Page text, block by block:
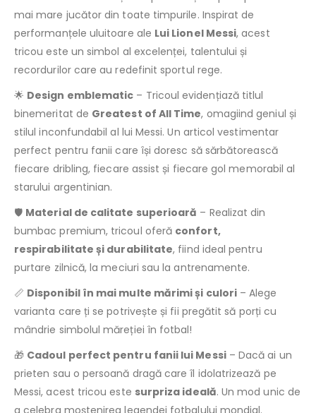
mai mare jucător din toate timpurile. Inspirat de
performanțele uluitoare ale Lui Lionel Messi, acest
tricou este un simbol al excelenței, talentului și
recordurilor care au redefinit sportul rege.
🌟 Design emblematic – Tricoul evidențiază titlul
binemeritat de Greatest of All Time, omagiind geniul și
stilul inconfundabil al lui Messi. Un articol vestimentar
perfect pentru fanii care își doresc să sărbătorească
fiecare dribling, fiecare assist și fiecare gol memorabil al
starului argentinian.
🛡️ Material de calitate superioară – Realizat din
bumbac premium, tricoul oferă confort,
respirabilitate și durabilitate, fiind ideal pentru
purtare zilnică, la meciuri sau la antrenamente.
📏 Disponibil în mai multe mărimi și culori– Alege
varianta care ți se potrivește și fii pregătit să porți cu
mândrie simbolul măreției în fotbal!
🎁 Cadoul perfect pentru fanii lui Messi– Dacă ai un
prieten sau o persoană dragă care îl idolatrizează pe
Messi, acest tricou este surpriza ideală. Un mod unic de
a celebra moștenirea legendei fotbalului mondial.